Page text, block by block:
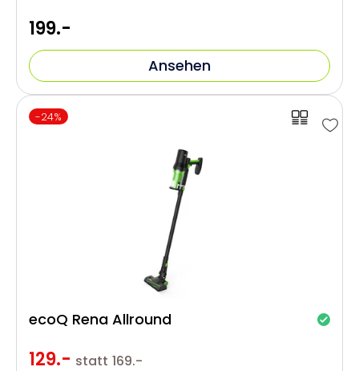
199.-
Ansehen
-24%
129.- statt 169.-
ecoQ Rena Allround